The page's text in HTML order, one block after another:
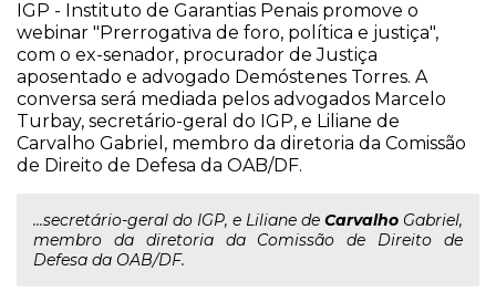
IGP - Instituto de Garantias Penais promove o
webinar "Prerrogativa de foro, política e justiça",
com o ex-senador, procurador de Justiça
aposentado e advogado Demóstenes Torres. A
conversa será mediada pelos advogados Marcelo
Turbay, secretário-geral do IGP, e Liliane de
Carvalho Gabriel, membro da diretoria da Comissão
de Direito de Defesa da OAB/DF.
...secretário-geral do IGP, e Liliane de Carvalho Gabriel,
membro da diretoria da Comissão de Direito de
Defesa da OAB/DF.